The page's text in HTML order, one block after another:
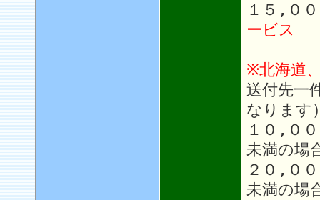
１５,０
ービス
※北海道
送付先一
なります
１０,０
未満の場
２０,０
未満の場